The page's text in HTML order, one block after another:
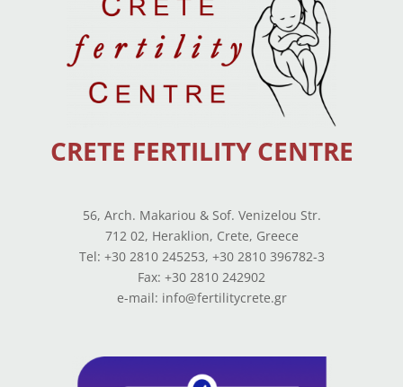
CRETE FERTILITY CENTRE
56, Arch. Makariou & Sof. Venizelou Str.
712 02, Heraklion, Crete, Greece
Tel: +30 2810 245253, +30 2810 396782-3
Fax: +30 2810 242902
e-mail: info@fertilitycrete.gr